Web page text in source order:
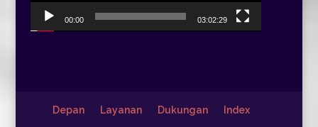
00:00 03:02:29
Depan Layanan Dukungan Index